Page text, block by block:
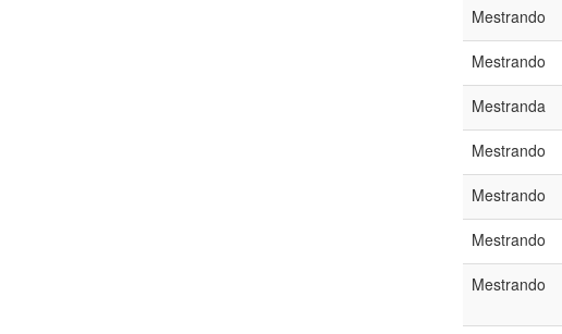
Mestrando
Mestrando
Mestranda
Mestrando
Mestrando
Mestrando
Mestrando